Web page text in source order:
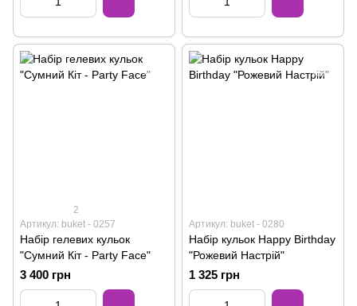
2
Артикул: buket - 0257
Набір гелевих кульок
"Сумний Кіт - Party Face"
3 400 грн
Артикул: buket - 0280
Набір кульок Happy Birthday
"Рожевий Настрій"
1 325 грн